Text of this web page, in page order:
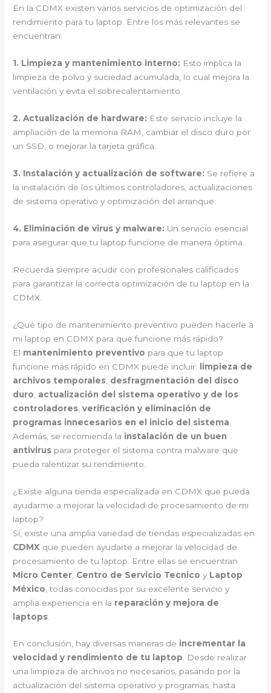
En la CDMX existen varios servicios de optimización del
rendimiento para tu laptop. Entre los más relevantes se
encuentran:
1. Limpieza y mantenimiento interno: Esto implica la
limpieza de polvo y suciedad acumulada, lo cual mejora la
ventilación y evita el sobrecalentamiento.
2. Actualización de hardware: Este servicio incluye la
ampliación de la memoria RAM, cambiar el disco duro por
un SSD, o mejorar la tarjeta gráfica.
3. Instalación y actualización de software: Se refiere a
la instalación de los últimos controladores, actualizaciones
de sistema operativo y optimización del arranque.
4. Eliminación de virus y malware: Un servicio esencial
para asegurar que tu laptop funcione de manera óptima.
Recuerda siempre acudir con profesionales calificados
para garantizar la correcta optimización de tu laptop en la
CDMX.
¿Qué tipo de mantenimiento preventivo pueden hacerle a
mi laptop en CDMX para que funcione más rápido?
El mantenimiento preventivo para que tu laptop
funcione más rápido en CDMX puede incluir:
limpieza de
archivos temporales desfragmentación del disco
duro actualización del sistema operativo y de los
controladores ,verificación y eliminación de
programas innecesarios en el inicio del sistema
Además, se recomienda la instalación de un buen
antivirus para proteger el sistema contra malware que
pueda ralentizar su rendimiento.
¿Existe alguna tienda especializada en CDMX que pueda
ayudarme a mejorar la velocidad de procesamiento de mi
laptop?
Sí, existe una amplia variedad de tiendas especializadas en
CDMX que pueden ayudarte a mejorar la velocidad de
procesamiento de tu laptop. Entre ellas se encuentran
Micro Center Centro de Servicio Tecnico y Laptop
México , todas conocidas por su excelente servicio y
amplia experiencia en la reparación y mejora de
laptops
En conclusión, hay diversas maneras de incrementar la
velocidad y rendimiento de tu laptop. Desde realizar
una limpieza de archivos no necesarios, pasando por la
actualización del sistema operativo y programas, hasta